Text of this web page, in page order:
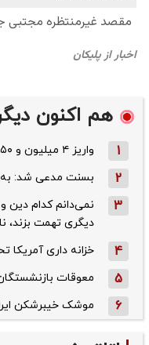
هم اکنون
1 واریز ۴ میلیون و ۲۵۰ هزار تومانی
2 بسنت مدعی شد: به
3
نمی‌دانم کدام دین
دیگری تهمت بزند،
4 خزانه داری آمریکا
5 معوقات
6 موشک خیبرشکن